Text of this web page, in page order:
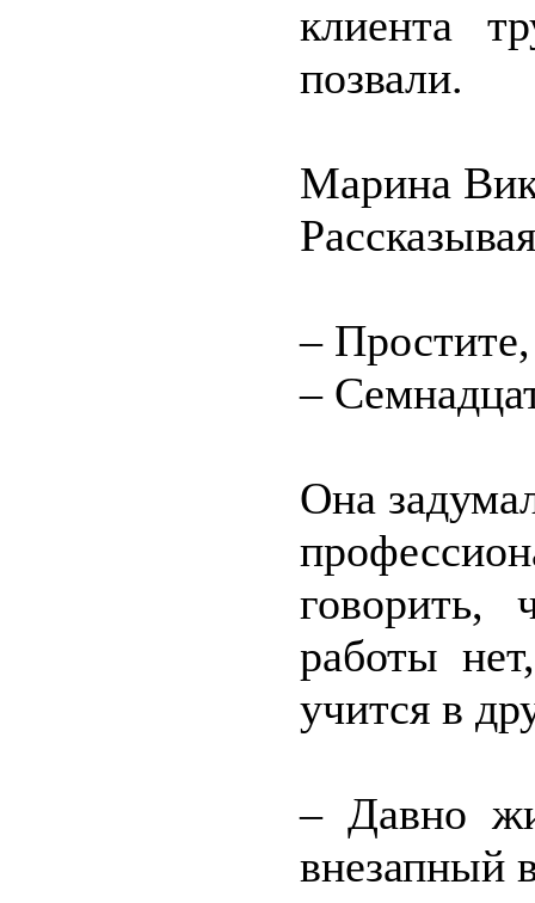
клиента
позвали.
Марина
–
–
Она
говорить,
работы
учится в
– Давно
внезапный